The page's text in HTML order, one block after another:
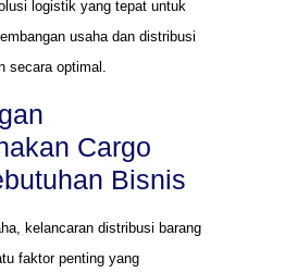
logistik yang tepat untuk
usaha dan distribusi
secara optimal.
Cargo
Bisnis
kelancaran distribusi barang
faktor penting yang